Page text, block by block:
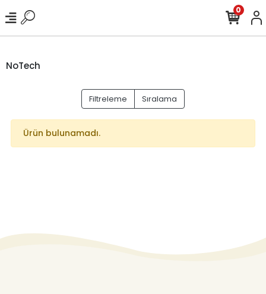
0
NoTech
Filtreleme Sıralama
Ürün bulunamadı.